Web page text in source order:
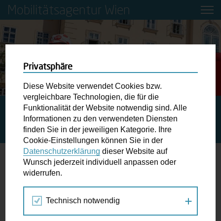
Mobilitätsagentur Wien
STARTSEITE PRESSE
STADT WIEN SCHAFFT
FINANZIELLE FÖRDERUNG VON TRANSPORTFAHRRÄDERN
FÜR PRIVATE UND UNTERNEHMEN
Stadt Wien schafft finanzielle
Förderung von Transportfahrrädern für
Private und Unternehmen
Privatsphäre
Diese Website verwendet Cookies bzw.
vergleichbare Technologien, die für die
Funktionalität der Website notwendig sind. Alle
Informationen zu den verwendeten Diensten
finden Sie in der jeweiligen Kategorie. Ihre
Cookie-Einstellungen können Sie in der
Datenschutzerklärung dieser Website auf
Wunsch jederzeit individuell anpassen oder
widerrufen.
Technisch notwendig